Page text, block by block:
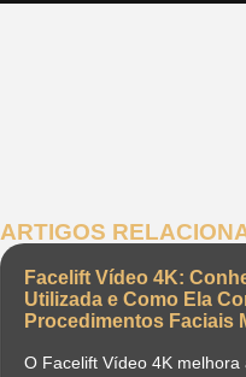
ARTIGOS
Facelift Vídeo 4K:
Utilizada e Como Ela
Procedimentos Faciais
O Facelift Vídeo 4K